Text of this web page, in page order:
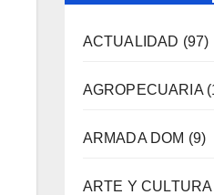
ACTUALIDAD (97)
AGROPECUARIA
ARMADA DOM (9)
ARTE Y CULTURA